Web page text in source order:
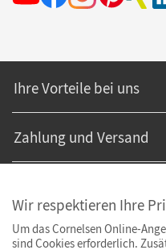
Ihre Vorteile bei uns
Zahlung und Versand
Wir respektieren Ihre
Um das Cornelsen Online-
sind Cookies erforderlich.